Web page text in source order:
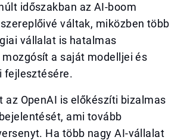
időszakban az AI-boom
váltak, miközben több
vállalat is hatalmas
a saját modelljei és
fejlesztésére.
az OpenAI is előkészíti bizalmas
ami tovább
Ha több nagy AI-vállalat